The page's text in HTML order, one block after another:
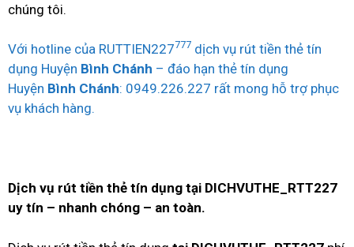
chúng tôi.
Với hotline của RUTTIEN227777 dịch vụ rút tiền thẻ tín
dụng Huyện Bình Chánh – đáo hạn thẻ tín dụng
Huyện Bình Chánh: 0949.226.227 rất mong hỗ trợ phục
vụ khách hàng.
Dịch vụ rút tiền thẻ tín dụng tại DICHVUTHE_RTT227
uy tín – nhanh chóng – an toàn.